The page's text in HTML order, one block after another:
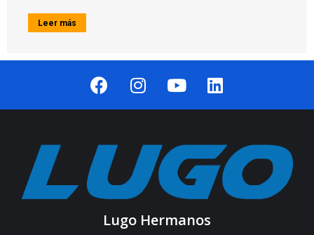
Leer más
Lugo Hermanos